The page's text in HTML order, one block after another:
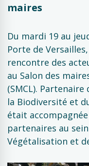
maires
Du mardi 19 au
Porte de
rencontre des
au Salon des
(SMCL).
la Biodiversité et
était
partenaires au
Végétalisation et